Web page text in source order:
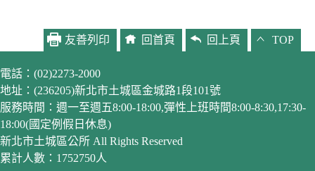
友善列印 回首頁 回上頁 TOP
電話：(02)2273-2000
地址：(236205)新北市土城區金城路1段101號
服務時間：週一至週五8:00-18:00,彈性上班時間8:00-8:30,17:30-
18:00(國定例假日休息)
新北市土城區公所 All Rights Reserved
累計人數：1752750人